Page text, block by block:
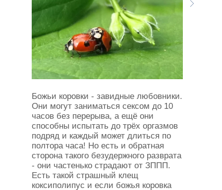
Божьи коровки - завидные любовники.
Они могут заниматься сексом до 10
часов без перерыва, а ещё они
способны испытать до трёх оргазмов
подряд и каждый может длиться по
полтора часа! Но есть и обратная
сторона такого безудержного разврата
- они частенько страдают от ЗППП.
Есть такой страшный клещ
коксиполипус и если божья коровка